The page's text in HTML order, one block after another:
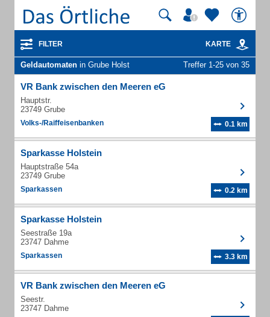
FILTER KARTE
Geldautomaten in Grube Holst Treffer 1-25 von 35
VR Bank zwischen den Meeren eG
Hauptstr.
23749 Grube
Volks-/Raiffeisenbanken 0.1 km
Sparkasse Holstein
Hauptstraße 54a
23749 Grube
Sparkassen 0.2 km
Sparkasse Holstein
Seestraße 19a
23747 Dahme
Sparkassen 3.3 km
VR Bank zwischen den Meeren eG
Seestr.
23747 Dahme